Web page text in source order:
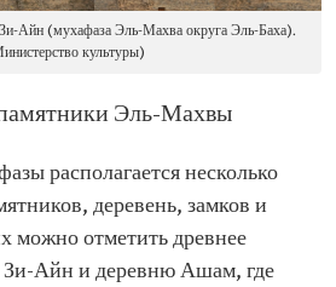
Айн (мухафаза Эль-Махва округа Эль-Баха).
культуры)
Эль-Махвы
располагается несколько
деревень, замков и
можно отметить древнее
Зи-Айн и деревню Ашам, где